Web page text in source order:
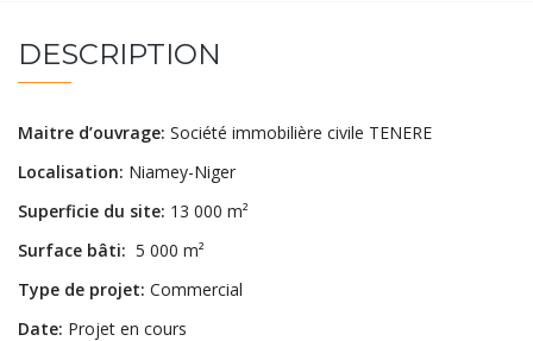
DESCRIPTION
Maitre d’ouvrage: Société immobilière civile TENERE
Localisation: Niamey-Niger
Superficie du site: 13 000 m²
Surface bâti: 5 000 m²
Type de projet: Commercial
Date: Projet en cours